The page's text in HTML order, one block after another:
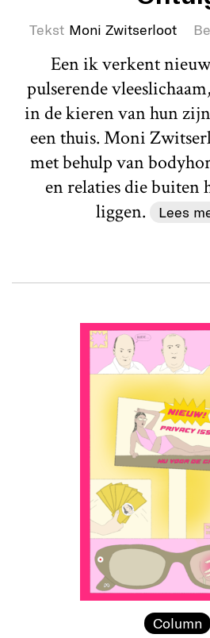
Tekst Moni Zwitserloot
Een ik verkent
pulserende
in de kieren van hun
een thuis. Moni
met behulp van
en relaties die buiten
liggen.
Lees
Column